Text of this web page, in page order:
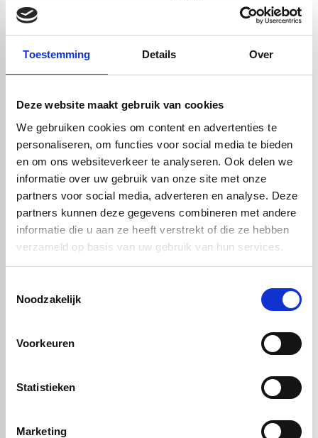
Toestemming Details Over
Deze website maakt gebruik van cookies
We gebruiken cookies om content en advertenties te
personaliseren, om functies voor social media te bieden
en om ons websiteverkeer te analyseren. Ook delen we
informatie over uw gebruik van onze site met onze
partners voor social media, adverteren en analyse. Deze
partners kunnen deze gegevens combineren met andere
informatie die u aan ze heeft verstrekt of die ze hebben
verzameld op basis van uw gebruik van hun services.
Noodzakelijk
Voorkeuren
Statistieken
Marketing
Hoewel POM-C veel kan, is het niet
geschikt voor heel hoge
temperaturen. Echter binnen zijn
de meest veelzijdige technische
kunststoffen die je kunt vinden.
Hoge treksterkte
Lengte: 1000mm
Handig om er bij te kopen
POM C STAF